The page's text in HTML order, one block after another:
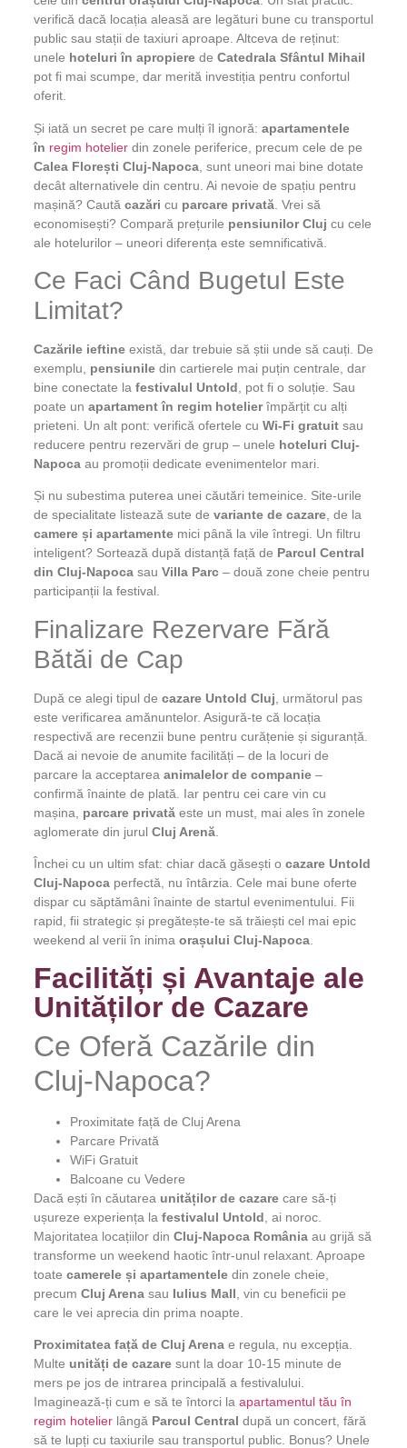
verifică dacă locația aleasă are legături bune cu transportul
public sau stații de taxiuri aproape. Altceva de reținut:
unele hoteluri în apropierede Catedrala Sfântul Mihail
pot fi mai scumpe, dar merită investiția pentru confortul
oferit.
Și iată un secret pe care mulți îl ignoră: apartamentele
în regim hotelierdin zonele periferice, precum cele de pe
Calea Florești Cluj-Napoca, sunt uneori mai bine dotate
decât alternativele din centru. Ai nevoie de spațiu pentru
mașină? Caută cazări cu parcare privată. Vrei să
economisești? Compară prețurile pensiunilor Cluj cu cele
ale hotelurilor – uneori diferența este semnificativă.
Ce Faci Când Bugetul Este
Limitat?
Cazările ieftineexistă, dar trebuie să știi unde să cauți. De
exemplu, pensiuniledin cartierele mai puțin centrale, dar
bine conectate la festivalul Untold , pot fi o soluție. Sau
poate un apartament în regim hotelierîmpărțit cu alți
prieteni. Un alt pont: verifică ofertele cu Wi-Fi gratuitsau
reducere pentru rezervări de grup – unele hoteluri Cluj-
Napocaau promoții dedicate evenimentelor mari.
Și nu subestima puterea unei căutări temeinice. Site-urile
de specialitate listează sute de variante de cazare, de la
camere și apartamentemici până la vile întregi. Un filtru
inteligent? Sortează după distanță față de Parcul Central
din Cluj-Napocasau Villa Parc– două zone cheie pentru
participanții la festival.
Finalizare Rezervare Fără
Bătăi de Cap
După ce alegi tipul de cazare Untold Cluj , următorul pas
este verificarea amănuntelor. Asigură-te că locația
respectivă are recenzii bune pentru curățenie și siguranță.
Dacă ai nevoie de anumite facilități – de la locuri de
parcare la acceptarea animalelor de companie–
confirmă înainte de plată. Iar pentru cei care vin cu
mașina, parcare privatăeste un must, mai ales în zonele
aglomerate din jurul Cluj Arenă.
Închei cu un ultim sfat: chiar dacă găsești o cazare Untold
Cluj-Napocaperfectă, nu întârzia. Cele mai bune oferte
dispar cu săptămâni înainte de startul evenimentului. Fii
rapid, fii strategic și pregătește-te să trăiești cel mai epic
weekend al verii în inima orașului Cluj-Napoca.
Facilități și Avantaje ale
Unităților de Cazare
Ce Oferă Cazările din
Cluj-Napoca?
Proximitate față de Cluj Arena
Parcare Privată
WiFi Gratuit
Balcoane cu Vedere
Dacă ești în căutarea unităților de cazarecare să-ți
ușureze experiența la festivalul Untold , ai noroc.
Majoritatea locațiilor din Cluj-Napoca Româniaau grijă să
transforme un weekend haotic într-unul relaxant. Aproape
toate camerele și apartamenteledin zonele cheie,
precum Cluj Arenasau Iulius Mall , vin cu beneficii pe
care le vei aprecia din prima noapte.
Proximitatea față de Cluj Arenae regula, nu excepția.
Multe unități de cazaresunt la doar 10-15 minute de
mers pe jos de intrarea principală a festivalului.
Imaginează-ți cum e să te întorci la apartamentul tău în
regim hotelierlângă Parcul Central după un concert, fără
să te lupți cu taxiurile sau transportul public. Bonus? Unele